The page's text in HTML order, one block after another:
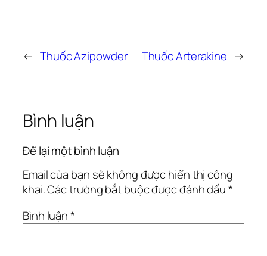
← Thuốc Azipowder Thuốc Arterakine →
Bình luận
Để lại một bình luận
Email của bạn sẽ không được hiển thị công
khai.Các trường bắt buộc được đánh dấu*
Bình luận*